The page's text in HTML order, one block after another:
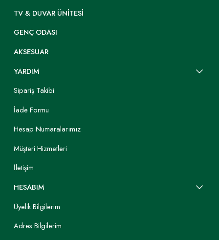
TV & DUVAR ÜNITESI
GENÇ ODASI
AKSESUAR
YARDIM
Sipariş Takibi
İade Formu
Hesap Numaralarımız
Müşteri Hizmetleri
İletişim
HESABIM
Üyelik Bilgilerim
Adres Bilgilerim